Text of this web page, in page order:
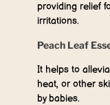
providing relief
irritations.
Peach Leaf
It helps to
heat, or other
by babies.